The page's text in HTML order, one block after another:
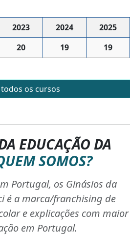
2023 2024
2025
20 19 19
os cursos
EDUCAÇÃO DA
SOMOS?
Portugal, os Ginásios da
é a marca/franchising de
e explicações com maior
em Portugal.